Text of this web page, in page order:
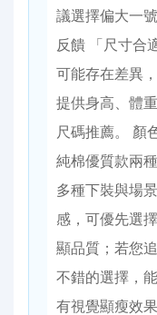
議選擇偏大一
反饋 「尺寸合
可能存在差異
提供身高、體
尺碼推薦。 顏
純棉優質款兩
多種下裝與場
感，可優先選
顯品質；若您
不錯的選擇，
有視覺顯瘦效